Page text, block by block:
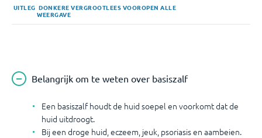
UITLEG DONKERE
WEERGAVE
VERGROOTLEES VOOROPEN ALLE
Belangrijk om te weten over basiszalf
Een basiszalf houdt de huid soepel en voorkomt dat de
huid uitdroogt.
Bij een droge huid, eczeem, jeuk, psoriasis en aambeien.